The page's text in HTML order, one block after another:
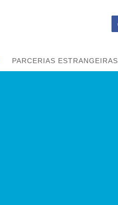
PARCERIAS ESTRANGEIRAS